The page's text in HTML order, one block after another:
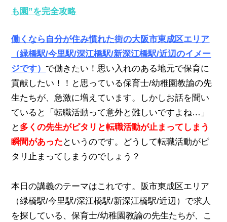
も園”を完全攻略
働くなら自分が住み慣れた街の大阪市東成区エリア
（緑橋駅/今里駅/深江橋駅/新深江橋駅/近辺のイメー
ジです） で働きたい！思い入れのある地元で保育に
貢献したい！！と思っている保育士/幼稚園教諭の先
生たちが、急激に増えています。
しかしお話を聞い
ていると「転職活動って意外と難しいですよね…」
と 多くの先生がピタリと転職活動が止まってしまう
瞬間があった というのです。どうして転職活動がピ
タリ止まってしまうのでしょう？
本日の講義のテーマはこれです。阪市東成区エリア
（緑橋駅/今里駅/深江橋駅/新深江橋駅/近辺）で求人
を探している、保育士/幼稚園教諭の先生たちが、こ